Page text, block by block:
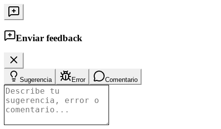
Enviar feedback
Sugerencia Error Comentario